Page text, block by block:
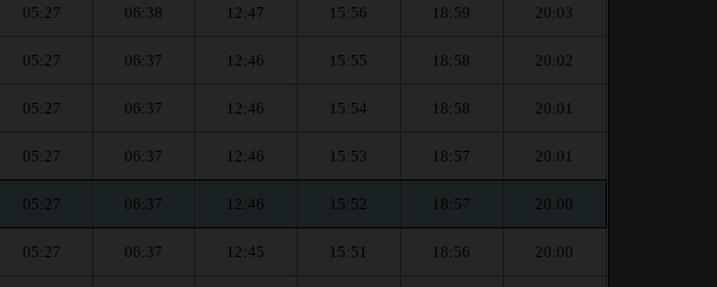
05:27 06:38 12:47 15:56 18:59 20:03
05:27 06:37 12:46 15:55 18:58 20:02
05:27 06:37 12:46 15:54 18:58 20:01
05:27 06:37 12:46 15:53 18:57 20:01
05:27 06:37 12:46 15:52 18:57 20:00
05:27 06:37 12:45 15:51 18:56 20:00